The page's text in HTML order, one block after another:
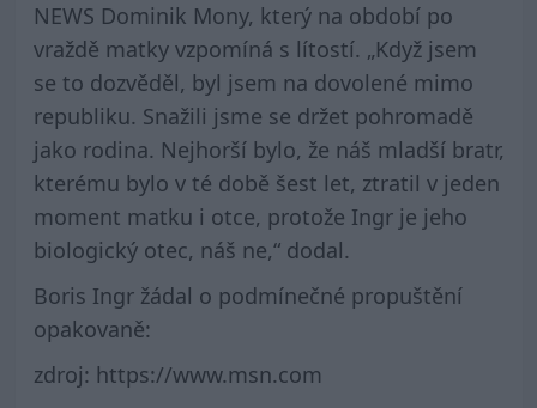
NEWS Dominik Mony, který na období po
vraždě matky vzpomíná s lítostí. „Když jsem
se to dozvěděl, byl jsem na dovolené mimo
republiku. Snažili jsme se držet pohromadě
jako rodina. Nejhorší bylo, že náš mladší bratr,
kterému bylo v té době šest let, ztratil v jeden
moment matku i otce, protože Ingr je jeho
biologický otec, náš ne,“ dodal.
Boris Ingr žádal o podmínečné propuštění
opakovaně:
zdroj: https://www.msn.com